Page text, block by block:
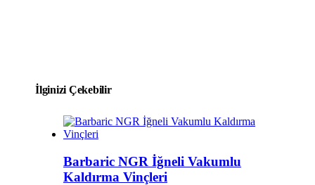
İlginizi Çekebilir
Barbaric NGR İğneli Vakumlu
Kaldırma Vinçleri